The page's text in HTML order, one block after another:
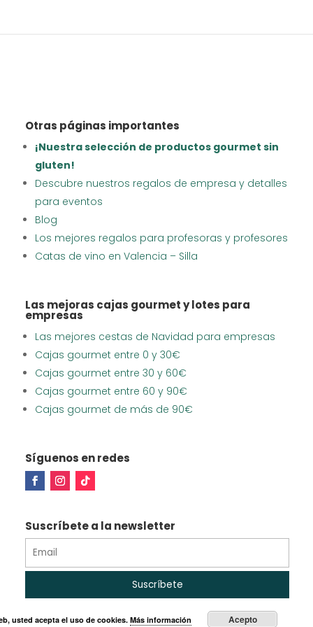
Otras páginas importantes
¡Nuestra selección de productos gourmet sin
gluten!
Descubre nuestros regalos de empresa y detalles
para eventos
Blog
Los mejores regalos para profesoras y profesores
Catas de vino en Valencia – Silla
Las mejoras cajas gourmet y lotes para
empresas
Las mejores cestas de Navidad para empresas
Cajas gourmet entre 0 y 30€
Cajas gourmet entre 30 y 60€
Cajas gourmet entre 60 y 90€
Cajas gourmet de más de 90€
Síguenos en redes
Suscríbete a la newsletter
usted acepta el uso de cookies.Más información Acepto